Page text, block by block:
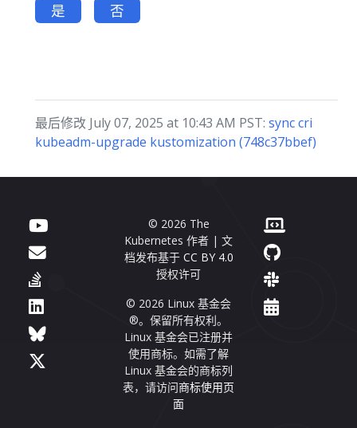
是 否
最后修改 July 07, 2025 at 10:43 AM PST: sync cri
kubeadm-upgrade kustomization (748c37bbef)
© 2026 The
Kubernetes 作者 | 文
档发布基于 CC BY 4.0
授权许可
© 2026 Linux 基金会
®。保留所有权利。
Linux 基金会已注册并
使用商标。如需了解
Linux 基金会的商标列
表，请访问商标使用页
面